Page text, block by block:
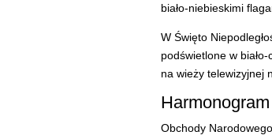
biało-niebieskimi
W Święto
podświetlone w
na wieży telewizyjnej
Obchody